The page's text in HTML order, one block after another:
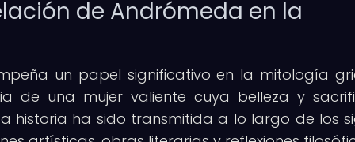
de Andrómeda en la
un papel significativo en la mitología
de una mujer valiente cuya belleza y
historia ha sido transmitida a lo largo de los